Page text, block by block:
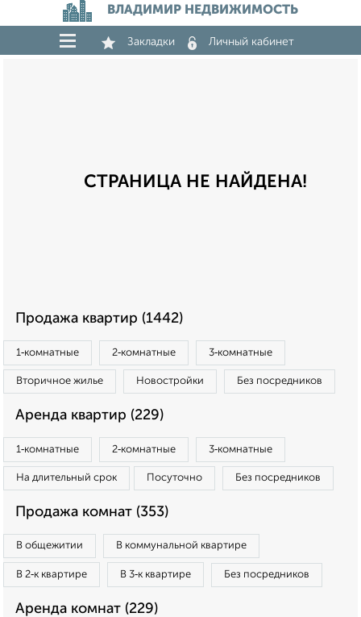
ВЛАДИМИР НЕДВИЖИМОСТЬ
Закладки Личный кабинет
СТРАНИЦА НЕ НАЙДЕНА!
Продажа квартир (1442)
1‑комнатные 2‑комнатные 3‑комнатные
Вторичное жилье Новостройки Без посредников
Аренда квартир (229)
1‑комнатные 2‑комнатные 3‑комнатные
На длительный срок Посуточно Без посредников
Продажа комнат (353)
В общежитии В коммунальной квартире
В 2‑к квартире В 3‑к квартире Без посредников
Аренда комнат (229)